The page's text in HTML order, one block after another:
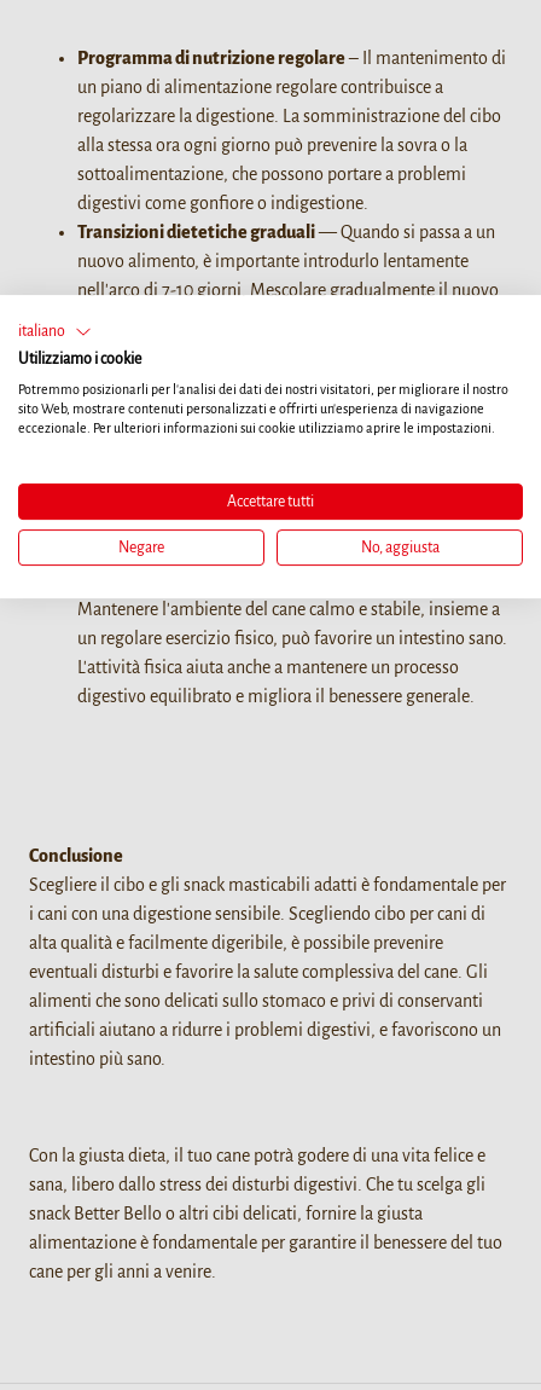
Programma di nutrizione regolare– Il mantenimento di
un piano di alimentazione regolare contribuisce a
regolarizzare la digestione. La somministrazione del cibo
alla stessa ora ogni giorno può prevenire la sovra o la
sottoalimentazione, che possono portare a problemi
digestivi come gonfiore o indigestione.
Transizioni dietetiche graduali— Quando si passa a un
nuovo alimento, è importante introdurlo lentamente
nell'arco di 7-10 giorni. Mescolare gradualmente il nuovo
stomaco del cane. Questa transizione lenta consente
Il giusto snack masticabile– Scegliere snack masticabili di
alta qualità e facilmente digeribili, come Better Bello, può
ai tradizionali premietti in pelle grezza. Questi snack
offrono un godimento di lunga durata e favoriscono la
salute dentale riducendo la formazione di placca e tartaro.
Mantenere l'ambiente del cane calmo e stabile, insieme a
un regolare esercizio fisico, può favorire un intestino sano.
L'attività fisica aiuta anche a mantenere un processo
digestivo equilibrato e migliora il benessere generale.
Conclusione
Scegliere il cibo e gli snack masticabili adatti è fondamentale per
i cani con una digestione sensibile. Scegliendo cibo per cani di
alta qualità e facilmente digeribile, è possibile prevenire
eventuali disturbi e favorire la salute complessiva del cane. Gli
alimenti che sono delicati sullo stomaco e privi di conservanti
artificiali aiutano a ridurre i problemi digestivi, e favoriscono un
intestino più sano.
Con la giusta dieta, il tuo cane potrà godere di una vita felice e
sana, libero dallo stress dei disturbi digestivi. Che tu scelga gli
snack Better Bello o altri cibi delicati, fornire la giusta
alimentazione è fondamentale per garantire il benessere del tuo
cane per gli anni a venire.
italiano
Utilizziamo i cookie
Potremmo posizionarli per l'analisi dei dati dei nostri visitatori, per migliorare il nostro
sito Web, mostrare contenuti personalizzati e offrirti un'esperienza di navigazione
eccezionale. Per ulteriori informazioni sui cookie utilizziamo aprire le impostazioni.
Accettare tutti
Negare No, aggiusta